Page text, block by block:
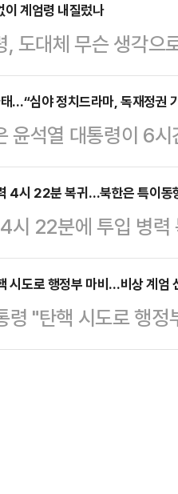
받아들여, 조속히 계
계엄해제 결의안
생해 대단히 유감스
계엄은) 실질적인
근거해서 군경이 공
는 "위법한…
이 계엄령 내질렀나
, 도대체 무슨 생각
. 헌법은 “국회가 재
대통령은 이를 해
당인 더불어민주당
포 즉시 해제를 결
‘긴급 대국민 특별담
밀하게 마련됐을 것
…
…“심야 정치드라마, 독재정권
윤석열 대통령이 6
서 배경과 향후 정치
) “윤 대통령이 몇
는 서울에서 거리로
령과 관련해 “아시
혼란을 초래했으며
을 떠올리게 했다”
낳았…
4시 22분 복귀…북한은 특이동
시 22분에 투입 병
시도로 행정부 마비…비상 계엄
령 "탄핵 시도로 행